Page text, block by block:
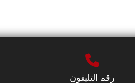
رقم التليفون